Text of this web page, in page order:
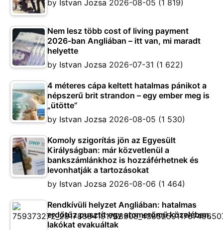
by Istvan Jozsa 2026-08-05 (1 819)
Nem lesz több cost of living payment
2026-ban Angliában – itt van, mi maradt
helyette
by Istvan Jozsa 2026-07-31 (1 622)
4 méteres cápa keltett hatalmas pánikot a
népszerű brit strandon – egy ember meg is
„ütötte”
by Istvan Jozsa 2026-08-05 (1 530)
Komoly szigorítás jön az Egyesült
Királyságban: már közvetlenül a
bankszámlánkhoz is hozzáférhetnek és
levonhatják a tartozásokat
by Istvan Jozsa 2026-08-06 (1 464)
Rendkívüli helyzet Angliában: hatalmas
erdőtűz pusztít egy atomerőmű közelében,
lakókat evakuáltak